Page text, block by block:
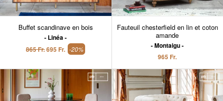
Buffet scandinave en bois
Linéa
865 Fr.695 Fr. -20%
Fauteuil chesterfield en lin et coton
amande
Montaigu
965 Fr.